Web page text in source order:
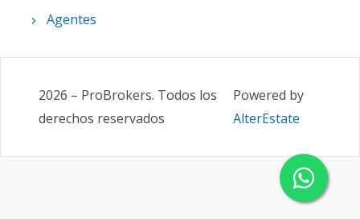
Agentes
2026 – ProBrokers. Todos los
derechos reservados
Powered by
AlterEstate